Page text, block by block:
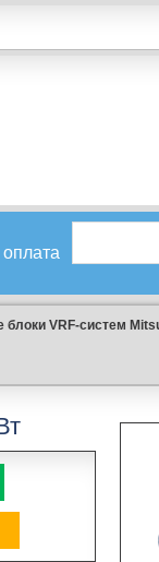
блоки VRF-систем